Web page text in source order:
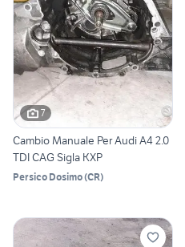
7
Cambio Manuale Per Audi A4 2.0
TDI CAG Sigla KXP
Persico Dosimo(CR)